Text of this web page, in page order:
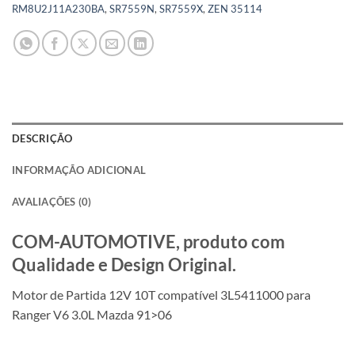
RM8U2J11A230BA, SR7559N, SR7559X, ZEN 35114
DESCRIÇÃO
INFORMAÇÃO ADICIONAL
AVALIAÇÕES (0)
COM-AUTOMOTIVE, produto com
Qualidade e Design Original.
Motor de Partida 12V 10T compatível 3L5411000 para
Ranger V6 3.0L Mazda 91>06